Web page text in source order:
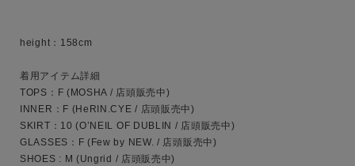
height：158cm
着用アイテム詳細
TOPS：F (MOSHA / 店頭販売中)
INNER：F (HeRIN.CYE / 店頭販売中)
SKIRT：10 (O’NEIL OF DUBLIN / 店頭販売中)
GLASSES：F (Few by NEW. / 店頭販売中)
SHOES : M (Ungrid / 店頭販売中)